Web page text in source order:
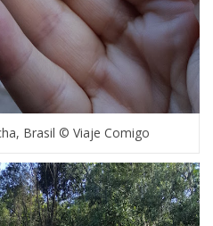
Brasil © Viaje Comigo